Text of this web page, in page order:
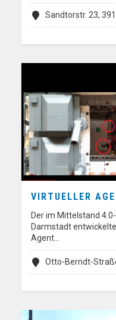
Sandtorstr. 23,
VIRTUELLER
Der im Mittelstand
Darmstadt
Agent…
Otto-Berndt-